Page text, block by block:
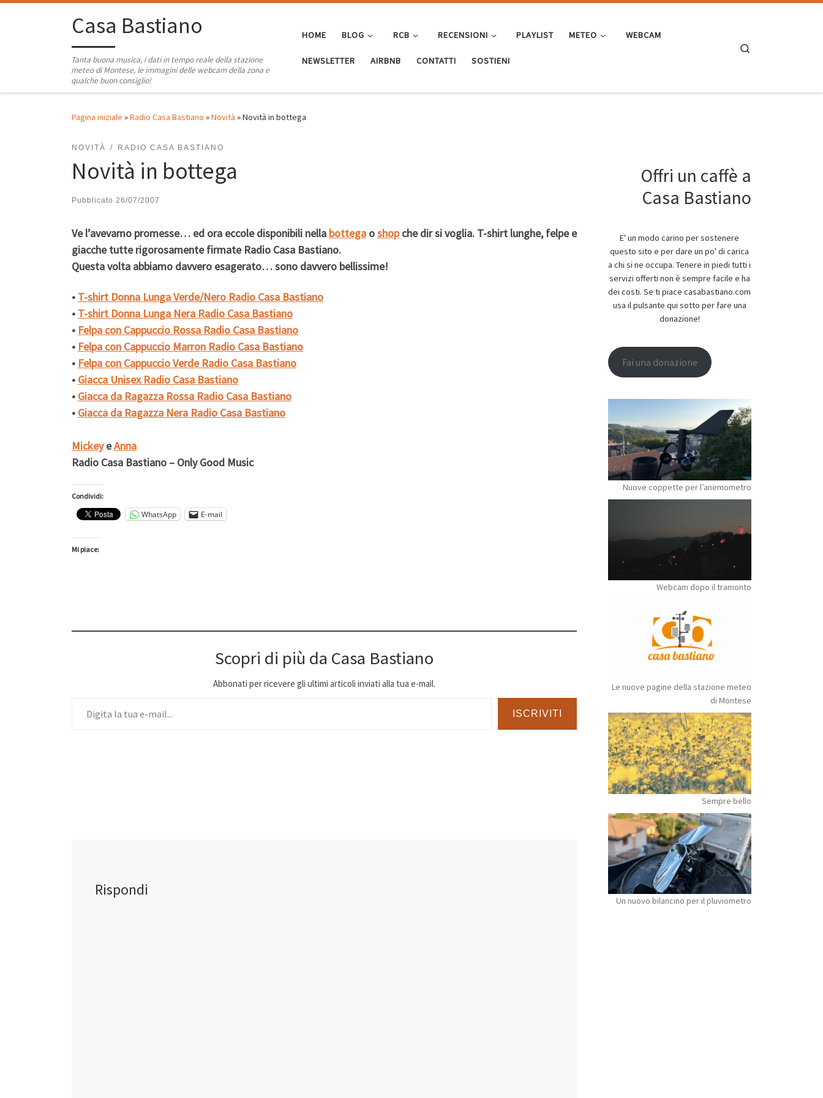
Passa al contenutoCasa Bastiano
Tanta buona musica, i dati in tempo reale della stazione
meteo di Montese, le immagini delle webcam della zona e
qualche buon consiglio!
HOME BLOG RCB RECENSIONI PLAYLIST METEO WEBCAM
NEWSLETTER AIRBNB CONTATTI SOSTIENI
Pagina iniziale »Radio Casa Bastiano »Novità »Novità in bottega
NOVITÀ RADIO CASA BASTIANO
Novità in bottega
Pubblicato 26/07/2007
Ve l’avevamo promesse… ed ora eccole disponibili nella bottega oshopche dir si voglia. T-shirt lunghe, felpe e
giacche tutte rigorosamente firmate Radio Casa Bastiano.
Questa volta abbiamo davvero esagerato… sono davvero bellissime!
• T-shirt Donna Lunga Verde/Nero Radio Casa Bastiano
• T-shirt Donna Lunga Nera Radio Casa Bastiano
• Felpa con Cappuccio Rossa Radio Casa Bastiano
• Felpa con Cappuccio Marron Radio Casa Bastiano
• Felpa con Cappuccio Verde Radio Casa Bastiano
• Giacca Unisex Radio Casa Bastiano
• Giacca da Ragazza Rossa Radio Casa Bastiano
• Giacca da Ragazza Nera Radio Casa Bastiano
Mickey eAnna
Radio Casa Bastiano – Only Good Music
Condividi:
WhatsApp E-mail
Mi piace:
Scopri di più da Casa Bastiano
Abbonati per ricevere gli ultimi articoli inviati alla tua e-mail.
ISCRIVITI
Rispondi
Offri un caffè a
Casa Bastiano
E' un modo carino per sostenere
questo sito e per dare un po' di carica
a chi si ne occupa. Tenere in piedi tutti i
servizi offerti non è sempre facile e ha
dei costi. Se ti piace casabastiano.com
usa il pulsante qui sotto per fare una
donazione!
Fai una donazione
Nuove coppette per l’anemometro
Webcam dopo il tramonto
Le nuove pagine della stazione meteo
di Montese
Sempre bello
Un nuovo bilancino per il pluviometro